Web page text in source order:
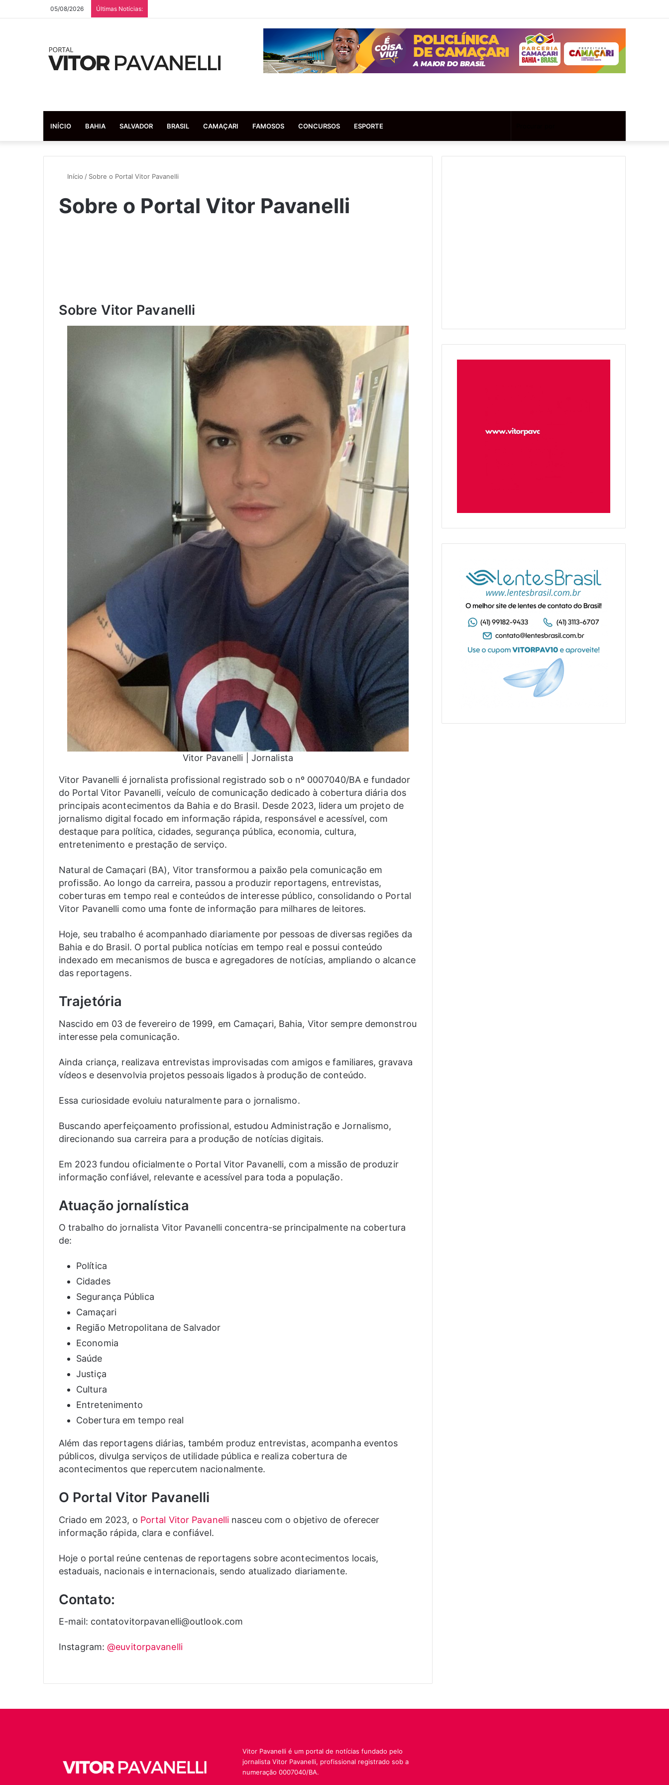
05/08/2026 Últimas Notícias:
INÍCIO BAHIA SALVADOR BRASIL CAMAÇARI FAMOSOS CONCURSOS ESPORTE
por
aleatório
Início / Sobre o Portal Vitor Pavanelli
Sobre o Portal Vitor Pavanelli
Sobre Vitor Pavanelli
Vitor Pavanelli | Jornalista
Vitor Pavanelli é jornalista profissional registrado sob o nº 0007040/BA e fundador
do Portal Vitor Pavanelli, veículo de comunicação dedicado à cobertura diária dos
principais acontecimentos da Bahia e do Brasil. Desde 2023, lidera um projeto de
jornalismo digital focado em informação rápida, responsável e acessível, com
destaque para política, cidades, segurança pública, economia, cultura,
entretenimento e prestação de serviço.
Natural de Camaçari (BA), Vitor transformou a paixão pela comunicação em
profissão. Ao longo da carreira, passou a produzir reportagens, entrevistas,
coberturas em tempo real e conteúdos de interesse público, consolidando o Portal
Vitor Pavanelli como uma fonte de informação para milhares de leitores.
Hoje, seu trabalho é acompanhado diariamente por pessoas de diversas regiões da
Bahia e do Brasil. O portal publica notícias em tempo real e possui conteúdo
indexado em mecanismos de busca e agregadores de notícias, ampliando o alcance
das reportagens.
Trajetória
Nascido em 03 de fevereiro de 1999, em Camaçari, Bahia, Vitor sempre demonstrou
interesse pela comunicação.
Ainda criança, realizava entrevistas improvisadas com amigos e familiares, gravava
vídeos e desenvolvia projetos pessoais ligados à produção de conteúdo.
Essa curiosidade evoluiu naturalmente para o jornalismo.
Buscando aperfeiçoamento profissional, estudou Administração e Jornalismo,
direcionando sua carreira para a produção de notícias digitais.
Em 2023 fundou oficialmente o Portal Vitor Pavanelli, com a missão de produzir
informação confiável, relevante e acessível para toda a população.
Atuação jornalística
O trabalho do jornalista Vitor Pavanelli concentra-se principalmente na cobertura
de:
Política
Cidades
Segurança Pública
Camaçari
Região Metropolitana de Salvador
Economia
Saúde
Justiça
Cultura
Entretenimento
Cobertura em tempo real
Além das reportagens diárias, também produz entrevistas, acompanha eventos
públicos, divulga serviços de utilidade pública e realiza cobertura de
acontecimentos que repercutem nacionalmente.
O Portal Vitor Pavanelli
Criado em 2023, o Portal Vitor Pavanelli nasceu com o objetivo de oferecer
informação rápida, clara e confiável.
Hoje o portal reúne centenas de reportagens sobre acontecimentos locais,
estaduais, nacionais e internacionais, sendo atualizado diariamente.
Contato:
E-mail: contatovitorpavanelli@outlook.com
Instagram:@euvitorpavanelli
Vitor Pavanelli é um portal de notícias fundado pelo
jornalista Vitor Pavanelli, profissional registrado sob a
numeração 0007040/BA.